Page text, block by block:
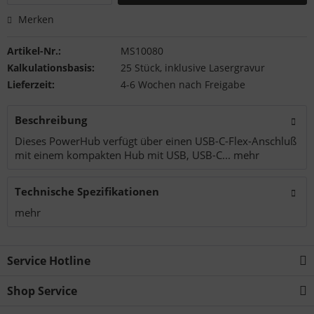
Merken
Artikel-Nr.:
MS10080
Kalkulationsbasis:
25 Stück, inklusive Lasergravur
Lieferzeit:
4-6 Wochen nach Freigabe
Beschreibung
Dieses PowerHub verfügt über einen USB-C-Flex-Anschluß
mit einem kompakten Hub mit USB, USB-C... mehr
Technische Spezifikationen
mehr
Service Hotline
Shop Service